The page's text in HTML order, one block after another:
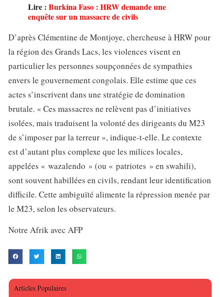
Lire : Burkina Faso : HRW demande une
enquête sur un massacre de civils
D’après Clémentine de Montjoye, chercheuse à HRW pour
la région des Grands Lacs, les violences visent en
particulier les personnes soupçonnées de sympathies
envers le gouvernement congolais. Elle estime que ces
actes s’inscrivent dans une stratégie de domination
brutale. « Ces massacres ne relèvent pas d’initiatives
isolées, mais traduisent la volonté des dirigeants du M23
de s’imposer par la terreur », indique-t-elle. Le contexte
est d’autant plus complexe que les milices locales,
appelées « wazalendo » (ou « patriotes » en swahili),
sont souvent habillées en civils, rendant leur identification
difficile. Cette ambiguïté alimente la répression menée par
le M23, selon les observateurs.
Notre Afrik avec AFP
Articles Populaires